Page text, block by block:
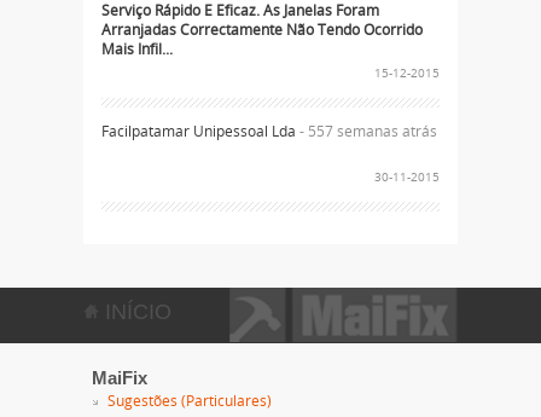
Serviço Rápido E Eficaz. As Janelas Foram
Arranjadas Correctamente Não Tendo Ocorrido
Mais Infil...
15-12-2015
Facilpatamar Unipessoal Lda - 557 semanas atrás
30-11-2015
INÍCIO
MaiFix
Sugestões (Particulares)